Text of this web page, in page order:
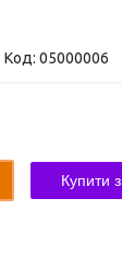
Код: 05000006
Купити з